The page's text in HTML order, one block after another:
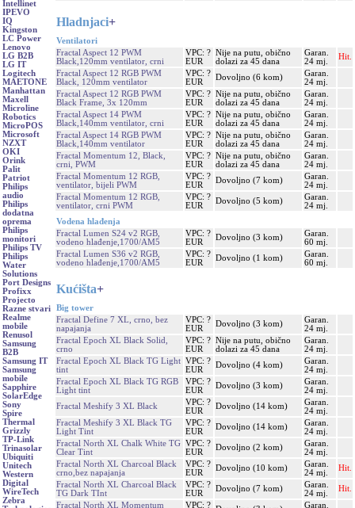
Intellinet
IPEVO
IQ
Kingston
LC Power
Lenovo
LG B2B
LG IT
Logitech
MAETONE
Manhattan
Maxell
Microline
Robotics
MicroPOS
Microsoft
NZXT
OKI
Orink
Palit
Patriot
Philips
audio
Philips
dodatna
oprema
Philips
monitori
Philips TV
Philips
Water
Solutions
Port Designs
Profixx
Projecto
Razne stvari
Realme
mobile
Renusol
Samsung
B2B
Samsung IT
Samsung
mobile
Sapphire
SolarEdge
Sony
Spire
Thermal
Grizzly
TP-Link
Trinasolar
Ubiquiti
Unitech
Western
Digital
WireTech
Zebra
Hladnjaci+
Ventilatori
Fractal Aspect 12 PWM
Black,120mm ventilator, crni
VPC: ?
EUR
Nije na putu, obično
dolazi za 45 dana
Garan.
24 mj.
Hit.
Fractal Aspect 12 RGB PWM
Black, 120mm ventilator
VPC: ?
EUR
Dovoljno (6 kom)
Garan.
24 mj.
Fractal Aspect 12 RGB PWM
Black Frame, 3x 120mm
VPC: ?
EUR
Nije na putu, obično
dolazi za 45 dana
Garan.
24 mj.
Fractal Aspect 14 PWM
Black,140mm ventilator, crni
VPC: ?
EUR
Nije na putu, obično
dolazi za 45 dana
Garan.
24 mj.
Fractal Aspect 14 RGB PWM
Black,140mm ventilator
VPC: ?
EUR
Nije na putu, obično
dolazi za 45 dana
Garan.
24 mj.
Fractal Momentum 12, Black,
crni, PWM
VPC: ?
EUR
Nije na putu, obično
dolazi za 45 dana
Garan.
24 mj.
Fractal Momentum 12 RGB,
ventilator, bijeli PWM
VPC: ?
EUR
Dovoljno (7 kom)
Garan.
24 mj.
Fractal Momentum 12 RGB,
ventilator, crni PWM
VPC: ?
EUR
Dovoljno (5 kom)
Garan.
24 mj.
Vodena hlađenja
Fractal Lumen S24 v2 RGB,
vodeno hlađenje,1700/AM5
VPC: ?
EUR
Dovoljno (3 kom)
Garan.
60 mj.
Fractal Lumen S36 v2 RGB,
vodeno hlađenje,1700/AM5
VPC: ?
EUR
Dovoljno (1 kom)
Garan.
60 mj.
Kućišta+
Big tower
Fractal Define 7 XL, crno, bez
napajanja
VPC: ?
EUR
Dovoljno (3 kom)
Garan.
24 mj.
Fractal Epoch XL Black Solid,
crno
VPC: ?
EUR
Nije na putu, obično
dolazi za 45 dana
Garan.
24 mj.
Fractal Epoch XL Black TG Light
tint
VPC: ?
EUR
Dovoljno (4 kom)
Garan.
24 mj.
Fractal Epoch XL Black TG RGB
Light tint
VPC: ?
EUR
Dovoljno (3 kom)
Garan.
24 mj.
Fractal Meshify 3 XL Black
VPC: ?
EUR
Dovoljno (14 kom)
Garan.
24 mj.
Fractal Meshify 3 XL Black TG
Light Tint
VPC: ?
EUR
Dovoljno (14 kom)
Garan.
24 mj.
Fractal North XL Chalk White TG
Clear Tint
VPC: ?
EUR
Dovoljno (2 kom)
Garan.
24 mj.
Fractal North XL Charcoal Black
crno,bez napajanja
VPC: ?
EUR
Dovoljno (10 kom)
Garan.
24 mj.
Hit.
Fractal North XL Charcoal Black
TG Dark TInt
VPC: ?
EUR
Dovoljno (7 kom)
Garan.
24 mj.
Hit.
Fractal North XL Momentum
VPC: ?
Garan.